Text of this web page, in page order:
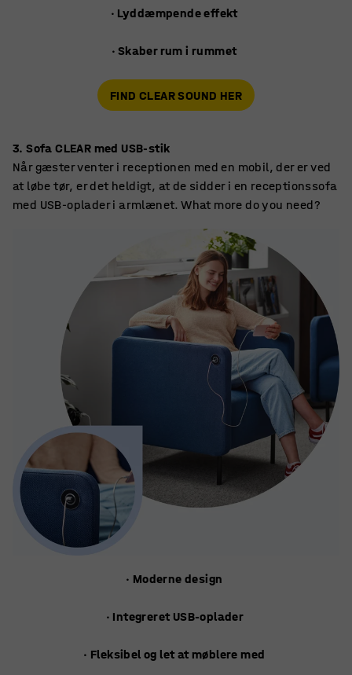
· Lyddæmpende effekt
· Skaber rum i rummet
FIND CLEAR SOUND HER
3. Sofa CLEAR med USB-stik
Når gæster venter i receptionen med en mobil, der er ved
at løbe tør, er det heldigt, at de sidder i en receptionssofa
med USB-oplader i armlænet. What more do you need?
· Moderne design
· Integreret USB-oplader
· Fleksibel og let at møblere med